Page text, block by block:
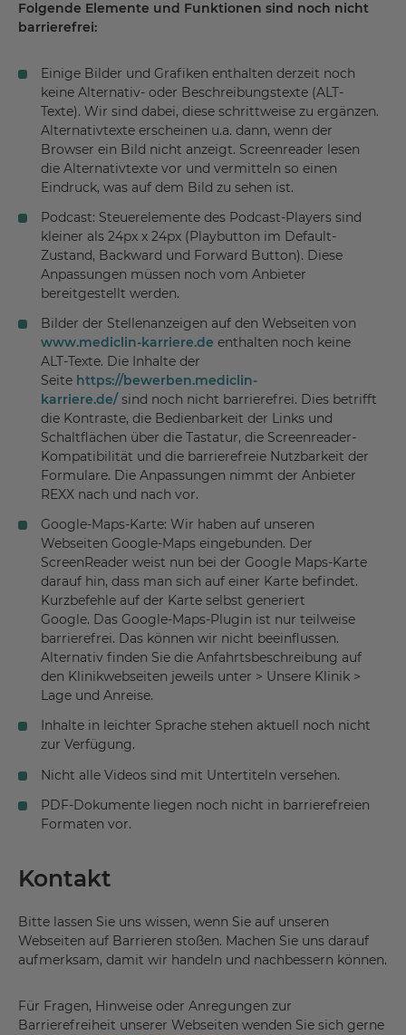
Folgende Elemente und Funktionen sind noch nicht
barrierefrei:
Einige Bilder und Grafiken enthalten derzeit noch
keine Alternativ- oder Beschreibungstexte (ALT-
Texte). Wir sind dabei, diese schrittweise zu ergänzen.
Alternativtexte erscheinen u.a. dann, wenn der
Browser ein Bild nicht anzeigt. Screenreader lesen
die Alternativtexte vor und vermitteln so einen
Eindruck, was auf dem Bild zu sehen ist.
Podcast: Steuerelemente des Podcast-Players sind
kleiner als 24px x 24px (Playbutton im Default-
Zustand, Backward und Forward Button). Diese
Anpassungen müssen noch vom Anbieter
bereitgestellt werden.
Bilder der Stellenanzeigen auf den Webseiten von
www.mediclin-karriere.de enthalten noch keine
ALT-Texte. Die Inhalte der
Seite https://bewerben.mediclin-
karriere.de/ sind noch nicht barrierefrei. Dies betrifft
die Kontraste, die Bedienbarkeit der Links und
Schaltflächen über die Tastatur, die Screenreader-
Kompatibilität und die barrierefreie Nutzbarkeit der
Formulare. Die Anpassungen nimmt der Anbieter
REXX nach und nach vor.
Google-Maps-Karte: Wir haben auf unseren
Webseiten Google-Maps eingebunden. Der
ScreenReader weist nun bei der Google Maps-Karte
darauf hin, dass man sich auf einer Karte befindet.
Kurzbefehle auf der Karte selbst generiert
Google. Das Google-Maps-Plugin ist nur teilweise
barrierefrei. Das können wir nicht beeinflussen.
Alternativ finden Sie die Anfahrtsbeschreibung auf
den Klinikwebseiten jeweils unter > Unsere Klinik >
Lage und Anreise.
Inhalte in leichter Sprache stehen aktuell noch nicht
zur Verfügung.
Nicht alle Videos sind mit Untertiteln versehen.
PDF-Dokumente liegen noch nicht in barrierefreien
Formaten vor.
Kontakt
Bitte lassen Sie uns wissen, wenn Sie auf unseren
Webseiten auf Barrieren stoßen. Machen Sie uns darauf
aufmerksam, damit wir handeln und nachbessern können.
Für Fragen, Hinweise oder Anregungen zur
Barrierefreiheit unserer Webseiten wenden Sie sich gerne